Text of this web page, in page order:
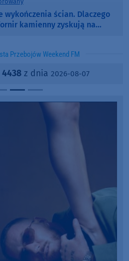
wykończenia ścian. Dlaczego
kamienny zyskują na
Przebojów Weekend FM
4438z dnia 2026-08-07